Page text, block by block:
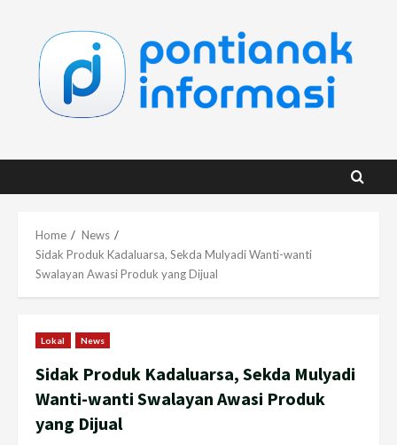
content
Home
News
Sidak Produk Kadaluarsa, Sekda Mulyadi Wanti-wanti
Swalayan Awasi Produk yang Dijual
Lokal News
Sidak Produk Kadaluarsa, Sekda Mulyadi
Wanti-wanti Swalayan Awasi Produk
yang Dijual